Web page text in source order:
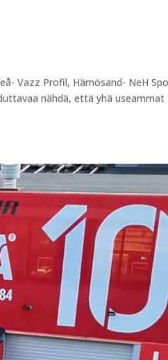
Vazz Profil, Härnösand- NeH
nähdä, että yhä useammat